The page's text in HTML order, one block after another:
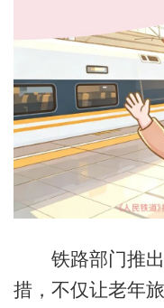
铁路部门推出
措，不仅让老年